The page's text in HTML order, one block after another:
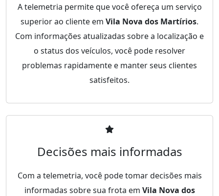
A telemetria permite que você ofereça um serviço
superior ao cliente em Vila Nova dos Martírios.
Com informações atualizadas sobre a localização e
o status dos veículos, você pode resolver
problemas rapidamente e manter seus clientes
satisfeitos.
Decisões mais informadas
Com a telemetria, você pode tomar decisões mais
informadas sobre sua frota em Vila Nova dos